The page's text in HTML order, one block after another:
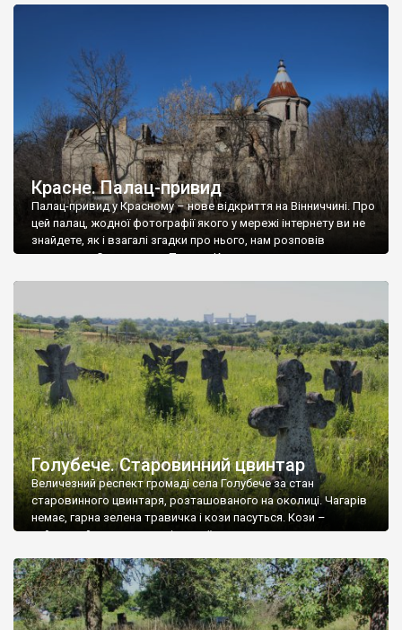
Красне. Палац-привид
Палац-привид у Красному – нове відкриття на Вінниччині. Про
цей палац, жодної фотографії якого у мережі інтернету ви не
знайдете, як і взагалі згадки про нього, нам розповів
мешканець Самгородка. Палац у Красному вразив не лише
Голубече. Старовинний цвинтар
Величезний респект громаді села Голубече за стан
старовинного цвинтаря, розташованого на околиці. Чагарів
немає, гарна зелена травичка і кози пасуться. Кози –
найкращий регулятор шкідливої, для старих кладовищ,
бруньками, кози ті бруньки обгризають, бо то улюблений
делікатес. На цвинтарі у Голубечому ціла колекція
різноманітних форм хрестів. Село відносно невелике, […]